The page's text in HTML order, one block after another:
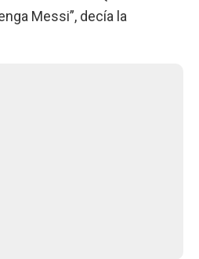
Messi”, decía la